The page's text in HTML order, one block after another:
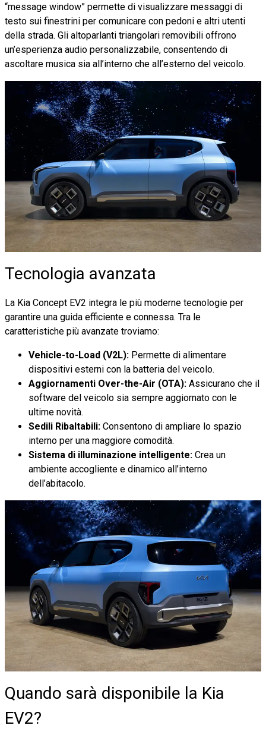
“message window” permette di visualizzare messaggi di
testo sui finestrini per comunicare con pedoni e altri utenti
della strada. Gli altoparlanti triangolari removibili offrono
un’esperienza audio personalizzabile, consentendo di
ascoltare musica sia all’interno che all’esterno del veicolo.
Tecnologia avanzata
La Kia Concept EV2 integra le più moderne tecnologie per
garantire una guida efficiente e connessa. Tra le
caratteristiche più avanzate troviamo:
Vehicle-to-Load (V2L): Permette di alimentare
dispositivi esterni con la batteria del veicolo.
Aggiornamenti Over-the-Air (OTA): Assicurano che il
software del veicolo sia sempre aggiornato con le
ultime novità.
Sedili Ribaltabili: Consentono di ampliare lo spazio
interno per una maggiore comodità.
Sistema di illuminazione intelligente: Crea un
ambiente accogliente e dinamico all’interno
dell’abitacolo.
Quando sarà disponibile la Kia
EV2?